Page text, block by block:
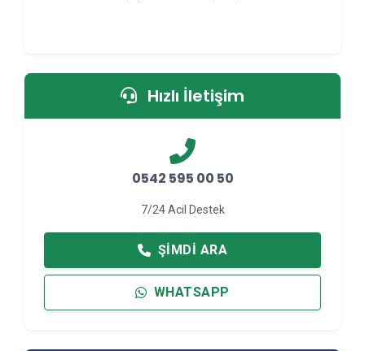
Hızlı İletişim
0542 595 00 50
7/24 Acil Destek
ŞIMDI ARA
WHATSAPP